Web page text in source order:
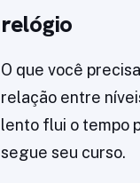
relógio
O que você
relação entre
lento flui o tempo
segue seu curso.